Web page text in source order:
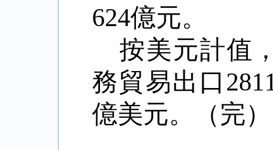
624億元。
按美元計值
務貿易出口
億美元。（完）